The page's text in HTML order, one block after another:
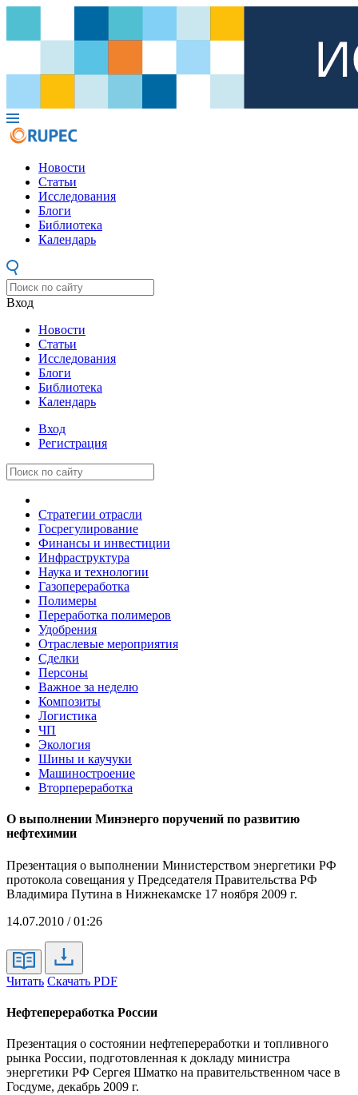
Новости
Статьи
Исследования
Блоги
Библиотека
Календарь
Вход
Новости
Статьи
Исследования
Блоги
Библиотека
Календарь
Вход
Регистрация
Стратегии отрасли
Госрегулирование
Финансы и инвестиции
Инфраструктура
Наука и технологии
Газопереработка
Полимеры
Переработка полимеров
Удобрения
Отраслевые мероприятия
Сделки
Персоны
Важное за неделю
Композиты
Логистика
ЧП
Экология
Шины и каучуки
Машиностроение
Вторпереработка
О выполнении Минэнерго поручений по развитию
нефтехимии
Презентация о выполнении Министерством энергетики РФ
протокола совещания у Председателя Правительства РФ
Владимира Путина в Нижнекамске 17 ноября 2009 г.
14.07.2010 / 01:26
Читать Скачать PDF
Нефтепереработка России
Презентация о состоянии нефтепереработки и топливного
рынка России, подготовленная к докладу министра
энергетики РФ Сергея Шматко на правительственном часе в
Госдуме, декабрь 2009 г.